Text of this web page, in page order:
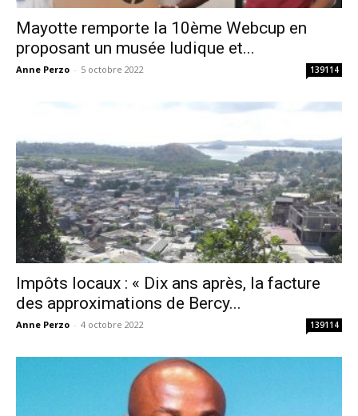
Mayotte remporte la 10ème Webcup en
proposant un musée ludique et...
Anne Perzo - 5 octobre 2022 139114
Impôts locaux : « Dix ans après, la facture
des approximations de Bercy...
Anne Perzo - 4 octobre 2022 139114